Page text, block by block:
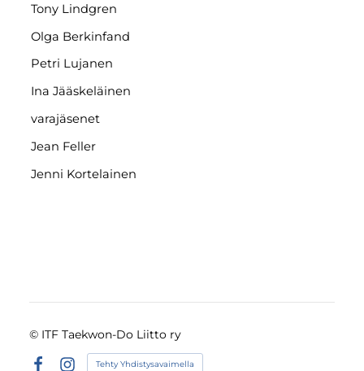
Tony Lindgren
Olga Berkinfand
Petri Lujanen
Ina Jääskeläinen
varajäsenet
Jean Feller
Jenni Kortelainen
© ITF Taekwon-Do Liitto ry
Tehty Yhdistysavaimella